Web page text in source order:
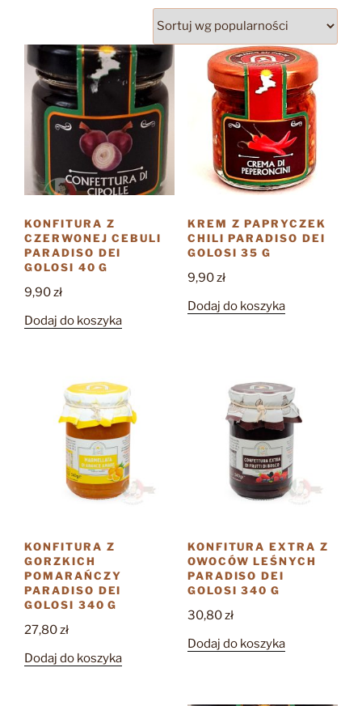
popularności
KONFITURA Z
CZERWONEJ CEBULI
PARADISO DEI
GOLOSI 40 G
9,90zł
Dodaj do koszyka
KREM Z PAPRYCZEK
CHILI PARADISO DEI
GOLOSI 35 G
9,90zł
Dodaj do koszyka
KONFITURA Z
GORZKICH
POMARAŃCZY
PARADISO DEI
GOLOSI 340 G
27,80zł
Dodaj do koszyka
KONFITURA EXTRA Z
OWOCÓW LEŚNYCH
PARADISO DEI
GOLOSI 340 G
30,80zł
Dodaj do koszyka